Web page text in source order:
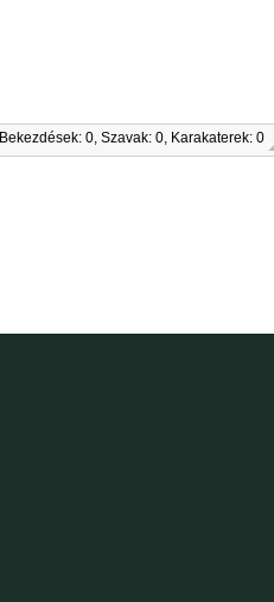
Bekezdések: 0, Szavak: 0, Karakaterek: 0